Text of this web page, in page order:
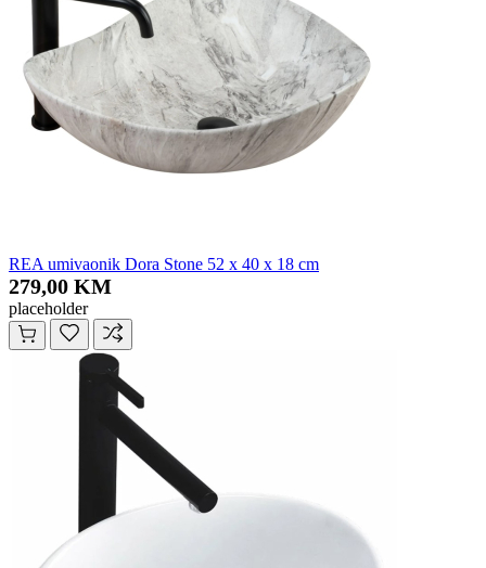
REA umivaonik Dora Stone 52 x 40 x 18 cm
279,00 KM
placeholder